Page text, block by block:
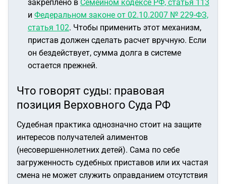
закреплено в Семейном кодексе РФ, статья 113
и Федеральном законе от 02.10.2007 № 229-ФЗ,
статья 102. Чтобы применить этот механизм,
пристав должен сделать расчет вручную. Если
он бездействует, сумма долга в системе
остается прежней.
Что говорят суды: правовая
позиция Верховного Суда РФ
Судебная практика однозначно стоит на защите
интересов получателей алиментов
(несовершеннолетних детей). Сама по себе
загруженность судебных приставов или их частая
смена не может служить оправданием отсутствия